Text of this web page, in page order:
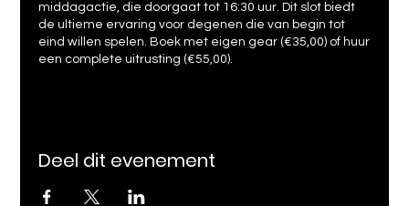
middagactie, die doorgaat tot 16:30 uur. Dit slot biedt
de ultieme ervaring voor degenen die van begin tot
eind willen spelen. Boek met eigen gear (€35,00) of huur
een complete uitrusting (€55,00).
Deel dit evenement